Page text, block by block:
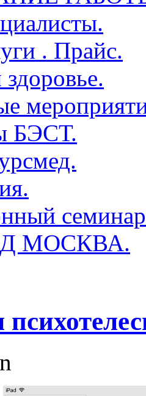
. Прайс.
БЭСТ.
МОСКВА.